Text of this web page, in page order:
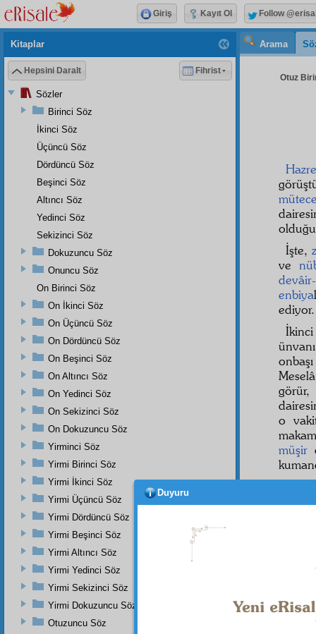
Arama
Otuz
İşte,
ve
enbiya
ediyor.
o
müşir
Dipnot-1
bk.
Kitaplar
Hepsini Daralt Fihrist
Sözler
Birinci Söz
İkinci Söz
Üçüncü Söz
Dördüncü Söz
Beşinci Söz
Altıncı Söz
Yedinci Söz
Sekizinci Söz
Dokuzuncu Söz
Onuncu Söz
On Birinci Söz
On İkinci Söz
On Üçüncü Söz
On Dördüncü Söz
On Beşinci Söz
On Altıncı Söz
On Yedinci Söz
On Sekizinci Söz
On Dokuzuncu Söz
Yirminci Söz
Yirmi Birinci Söz
Yirmi İkinci Söz
Yirmi Üçüncü Söz
Yirmi Dördüncü Söz
Yirmi Beşinci Söz
Yirmi Altıncı Söz
Yirmi Yedinci Söz
Yirmi Sekizinci Söz
Yirmi Dokuzuncu Söz
Otuzuncu Söz
Giriş Kayıt Ol Follow
Duyuru